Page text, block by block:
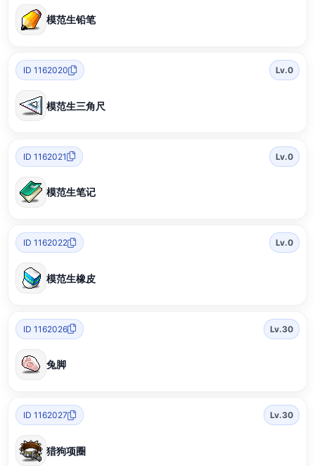
模范生铅笔
ID 1162020 Lv.0
模范生三角尺
ID 1162021 Lv.0
模范生笔记
ID 1162022 Lv.0
模范生橡皮
ID 1162026 Lv.30
兔脚
ID 1162027 Lv.30
猎狗项圈